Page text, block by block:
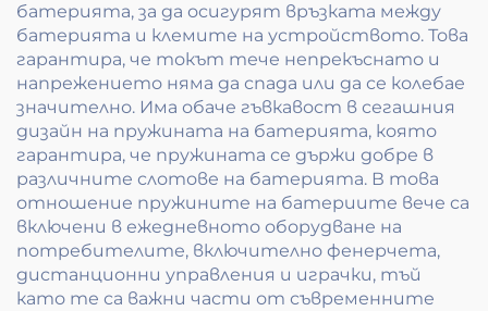
батерията, за да осигурят връзката между
батерията и клемите на устройството. Това
гарантира, че токът тече непрекъснато и
напрежението няма да спада или да се колебае
значително. Има обаче гъвкавост в сегашния
дизайн на пружината на батерията, която
гарантира, че пружината се държи добре в
различните слотове на батерията. В това
отношение пружините на батериите вече са
включени в ежедневното оборудване на
потребителите, включително фенерчета,
дистанционни управления и играчки, тъй
като те са важни части от съвременните